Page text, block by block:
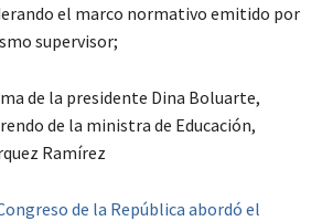
el marco normativo emitido por
supervisor;
de la presidente Dina Boluarte,
de la ministra de Educación,
Ramírez
de la República abordó el